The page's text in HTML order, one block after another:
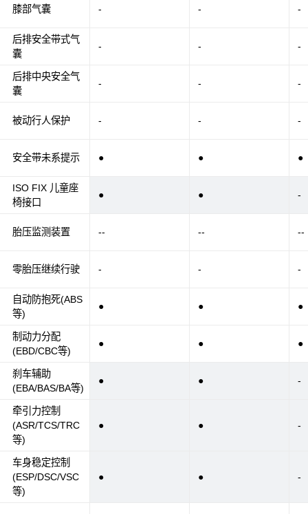
膝部气囊
后排安全带式气
囊
后排中央安全气
囊
被动行人保护
安全带未系提示
ISO FIX 儿童座
椅接口
胎压监测装置
零胎压继续行驶
自动防抱死(ABS
等)
制动力分配
(EBD/CBC等)
刹车辅助
(EBA/BAS/BA等)
牵引力控制
(ASR/TCS/TRC
等)
车身稳定控制
(ESP/DSC/VSC
等)
- - -
- - -
- - -
- - -
● ● ●
● ● -
-- -- --
- - -
● ● ●
● ● ●
● ● -
● ● -
● ● -